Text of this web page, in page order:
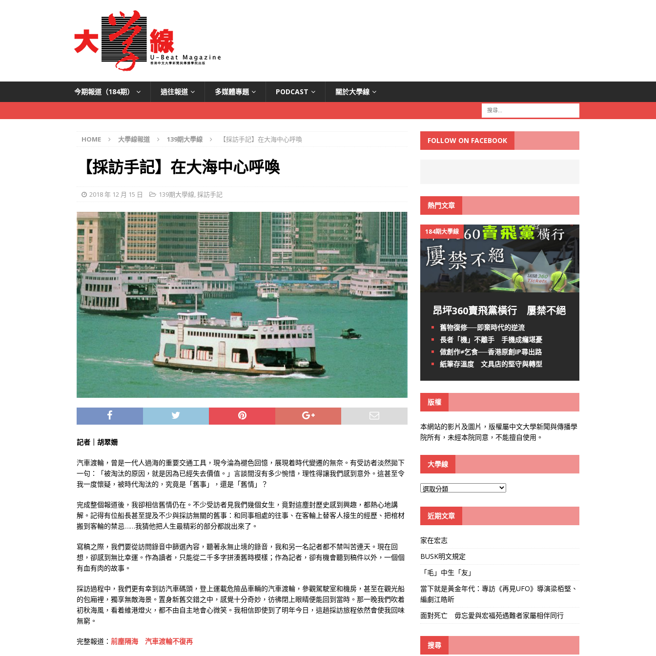
今期報道（184期） 過往報道 多媒體專題 PODCAST 關於大學線
HOME 大學線報道 139期大學線 【採訪手記】在大海中心呼喚
【採訪手記】在大海中心呼喚
2018 年 12 月 15 日 139期大學線,採訪手記
記者｜胡翠姍
汽車渡輪，曾是一代人過海的重要交通工具，現今淪為褪色回憶，展現着時代變遷的無奈。有受訪者淡然拋下
一句：「被淘汰的原因，就是因為已經失去價值。」言談間沒有多少惋惜，理性得讓我們感到意外。這甚至令
我一度懷疑，被時代淘汰的，究竟是「舊事」，還是「舊情」？
完成整個報道後，我卻相信舊情仍在。不少受訪者見我們幾個女生，竟對這塵封歷史感到興趣，都熱心地講
解。記得有位船長甚至提及不少與採訪無關的舊事：和同事相處的往事、在客輪上替客人接生的經歷、把棺材
搬到客輪的禁忌……我猜他把人生最精彩的部分都說出來了。
寫稿之際，我們要從訪問錄音中篩選內容，聽著永無止境的錄音，我和另一名記者都不禁叫苦連天。現在回
想，卻感到無比幸運。作為讀者，只能從二千多字拼湊舊時模樣；作為記者，卻有機會聽到稿件以外，一個個
有血有肉的故事。
採訪過程中，我們更有幸到訪汽車碼頭，登上運載危險品車輛的汽車渡輪，參觀駕駛室和機房，甚至在觀光船
的包廂裡，獨享無敵海景。置身新舊交錯之中，感覺十分奇妙，彷彿閉上眼睛便能回到當時。那一晚我們吹着
初秋海風，看着維港燈火，都不由自主地會心微笑。我相信即使到了明年今日，這趟採訪旅程依然會使我回味
無窮。
完整報道： 前塵隔海 汽車渡輪不復再
FOLLOW ON FACEBOOK
熱門文章
184期大學線
昂坪360賣飛黨橫行 屢禁不絕
舊物復修──即棄時代的逆流
長者「機」不離手 手機成癮堪憂
做創作≠乞食──香港原創IP尋出路
紙筆存溫度 文具店的堅守與轉型
版權
本網站的影片及圖片，版權屬中文大學新聞與傳播學
院所有，未經本院同意，不能擅自使用。
大學線
大
線
近期文章
家在宏志
BUSK明文規定
「毛」中生「友」
當下就是黃金年代：專訪《再見UFO》導演梁栢堅、
編劇江皓昕
面對死亡 毋忘愛與宏福苑遇難者家屬相伴同行
搜尋